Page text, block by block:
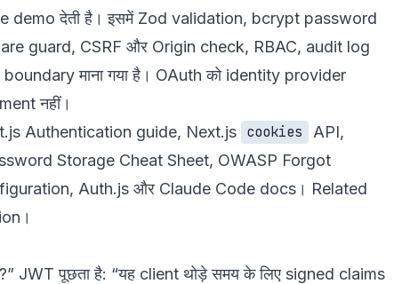
demo देती है। इसमें Zod validation, bcrypt password
guard, CSRF और Origin check, RBAC, audit log
माना गया है। OAuth को identity provider
नहीं।
Authentication guide, Next.js cookies API,
Storage Cheat Sheet, OWASP Forgot
, Auth.js और Claude Code docs । Related
।
JWT पूछता है: “यह client थोड़े समय के लिए signed claims